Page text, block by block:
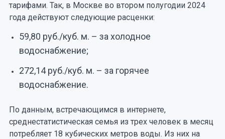
тарифами. Так, в Москве во втором полугодии 2024
года действуют следующие расценки:
59,80 руб./куб. м. – за холодное
водоснабжение;
272,14 руб./куб. м. – за горячее
водоснабжение.
По данным, встречающимся в интернете,
среднестатистическая семья из трех человек в месяц
потребляет 18 кубических метров воды. Из них на